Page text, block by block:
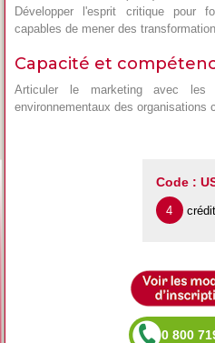
Développer l'esprit critique pour
capables de mener des
Capacité et
Articuler le marketing avec les
environnementaux des organisations
Code :
4
0 800